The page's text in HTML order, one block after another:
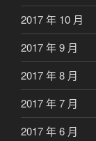
2017 年 10 月
2017 年 9 月
2017 年 8 月
2017 年 7 月
2017 年 6 月